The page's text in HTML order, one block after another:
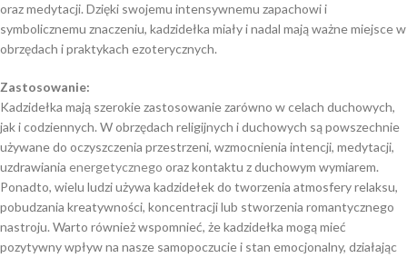
oraz medytacji. Dzięki swojemu intensywnemu zapachowi i
symbolicznemu znaczeniu, kadzidełka miały i nadal mają ważne miejsce w
obrzędach i praktykach ezoterycznych.
Zastosowanie:
Kadzidełka mają szerokie zastosowanie zarówno w celach duchowych,
jak i codziennych. W obrzędach religijnych i duchowych są powszechnie
używane do oczyszczenia przestrzeni, wzmocnienia intencji, medytacji,
uzdrawiania energetycznego oraz kontaktu z duchowym wymiarem.
Ponadto, wielu ludzi używa kadzidełek do tworzenia atmosfery relaksu,
pobudzania kreatywności, koncentracji lub stworzenia romantycznego
nastroju. Warto również wspomnieć, że kadzidełka mogą mieć
pozytywny wpływ na nasze samopoczucie i stan emocjonalny, działając